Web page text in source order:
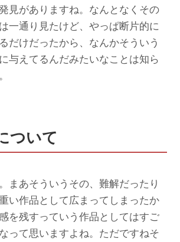
見がありますね。なんとなくその
一通り見たけど、やっぱ断片的に
だけだったから、なんかそういう
与えてるんだみたいなことは知ら
ついて
まあそういうその、難解だったり
い作品として広まってしまったか
を残すっていう作品としてはすご
って思いますよね。ただですねそ